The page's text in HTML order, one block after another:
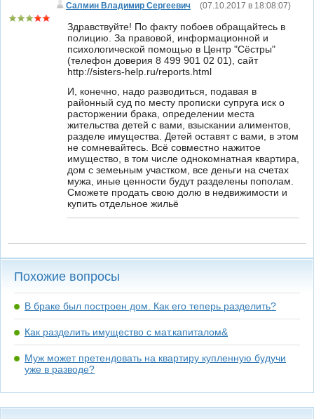
Салмин Владимир Сергеевич (07.10.2017 в 18:08:07)
Здравствуйте! По факту побоев обращайтесь в
полицию. За правовой, информационной и
психологической помощью в Центр "Сёстры"
(телефон доверия 8 499 901 02 01), сайт
http://sisters-help.ru/reports.html
И, конечно, надо разводиться, подавая в
районный суд по месту прописки супруга иск о
расторжении брака, определении места
жительства детей с вами, взыскании алиментов,
разделе имущества. Детей оставят с вами, в этом
не сомневайтесь. Всё совместно нажитое
имущество, в том числе однокомнатная квартира,
дом с земеьным участком, все деньги на счетах
мужа, иные ценности будут разделены пополам.
Сможете продать свою долю в недвижимости и
купить отдельное жильё
Похожие вопросы
В браке был построен дом. Как его теперь разделить?
Как разделить имущество с мат.капиталом&
Муж может претендовать на квартиру купленную будучи
уже в разводе?